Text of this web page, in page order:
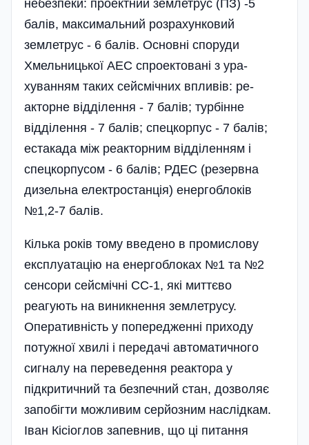
небезпеки: проектний землетрус (ПЗ) -5
балів, максимальний розрахунковий
землетрус - 6 балів. Основні споруди
Хмельницької АЕС спроектовані з ура­
хуванням таких сейсмічних впливів: ре-
акторне відділення - 7 балів; турбінне
відділення - 7 балів; спецкорпус - 7 балів;
естакада між реакторним відділенням і
спецкорпусом - 6 балів; РДЕС (резервна
дизельна електростан­ція) енергоблоків
№1,2-7 балів.
Кілька років тому введено в промис­лову
експлуатацію на енергоблоках №1 та №2
сенсори сейсмічні СС-1, які мит­тєво
реагують на виникнення земле­трусу.
Оперативність у попередженні приходу
потужної хвилі і передачі авто­матичного
сигналу на переведення ре­актора у
підкритичний та безпечний стан, дозволяє
запобігти можливим серйозним наслідкам.
Іван Кісіоглов запевнив, що ці питання